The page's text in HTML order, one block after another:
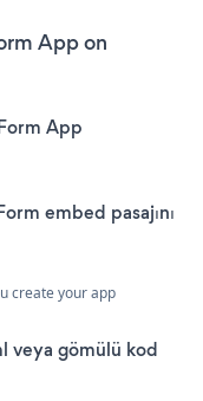
App on
App
embed pasajını
create your app
veya gömülü kod